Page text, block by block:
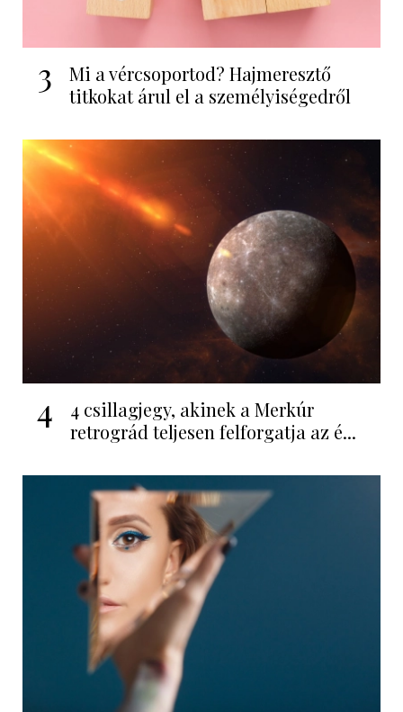
3
Mi a vércsoportod? Hajmeresztő
titkokat árul el a személyiségedről
4
4 csillagjegy, akinek a Merkúr
retrográd teljesen felforgatja az é...